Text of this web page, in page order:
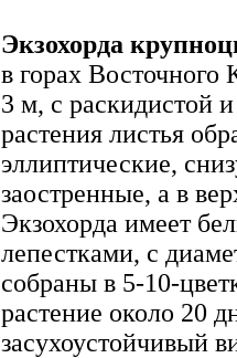
Экзохорда
в горах Восточного
3 м, с раскидистой
растения листья
эллиптические,
заостренные, а в
Экзохорда имеет
лепестками, с
собраны в 5-10-
растение около 20
засухоустойчивый